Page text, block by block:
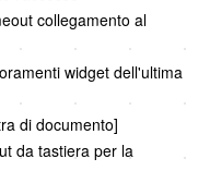
collegamento al
widget dell'ultima
di documento]
da tastiera per la